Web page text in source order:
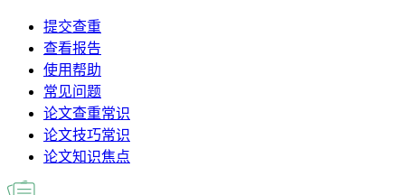
提交查重
查看报告
使用帮助
常见问题
论文查重常识
论文技巧常识
论文知识焦点